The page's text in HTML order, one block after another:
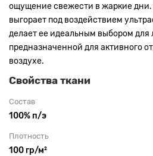
ощущение свежести в жаркие дни.
выгорает под воздействием
делает ее идеальным выбором для
предназначенной для активного
воздухе.
Свойства ткани
Состав
100% п/э
Плотность
100 гр/м²